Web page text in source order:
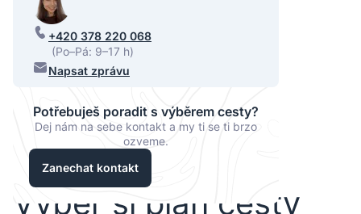
+420 378 220 068
(Po–Pá: 9–17 h)
Napsat zprávu
Potřebuješ poradit s výběrem cesty?
Dej nám na sebe kontakt a my ti se ti brzo
ozveme.
Zanechat kontakt
Vyber si plán cesty